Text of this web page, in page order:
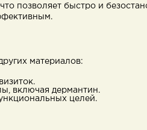
позволяет быстро и
материалов:
включая дермантин.
целей.